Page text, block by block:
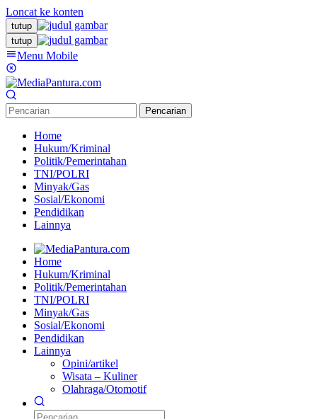
Loncat ke konten
tutup
tutup
Menu Mobile
Pencarian
Home
Hukum/Kriminal
Politik/Pemerintahan
TNI/POLRI
Minyak/Gas
Sosial/Ekonomi
Pendidikan
Lainnya
Home
Hukum/Kriminal
Politik/Pemerintahan
TNI/POLRI
Minyak/Gas
Sosial/Ekonomi
Pendidikan
Lainnya
Opini/artikel
Wisata – Kuliner
Olahraga/Otomotif